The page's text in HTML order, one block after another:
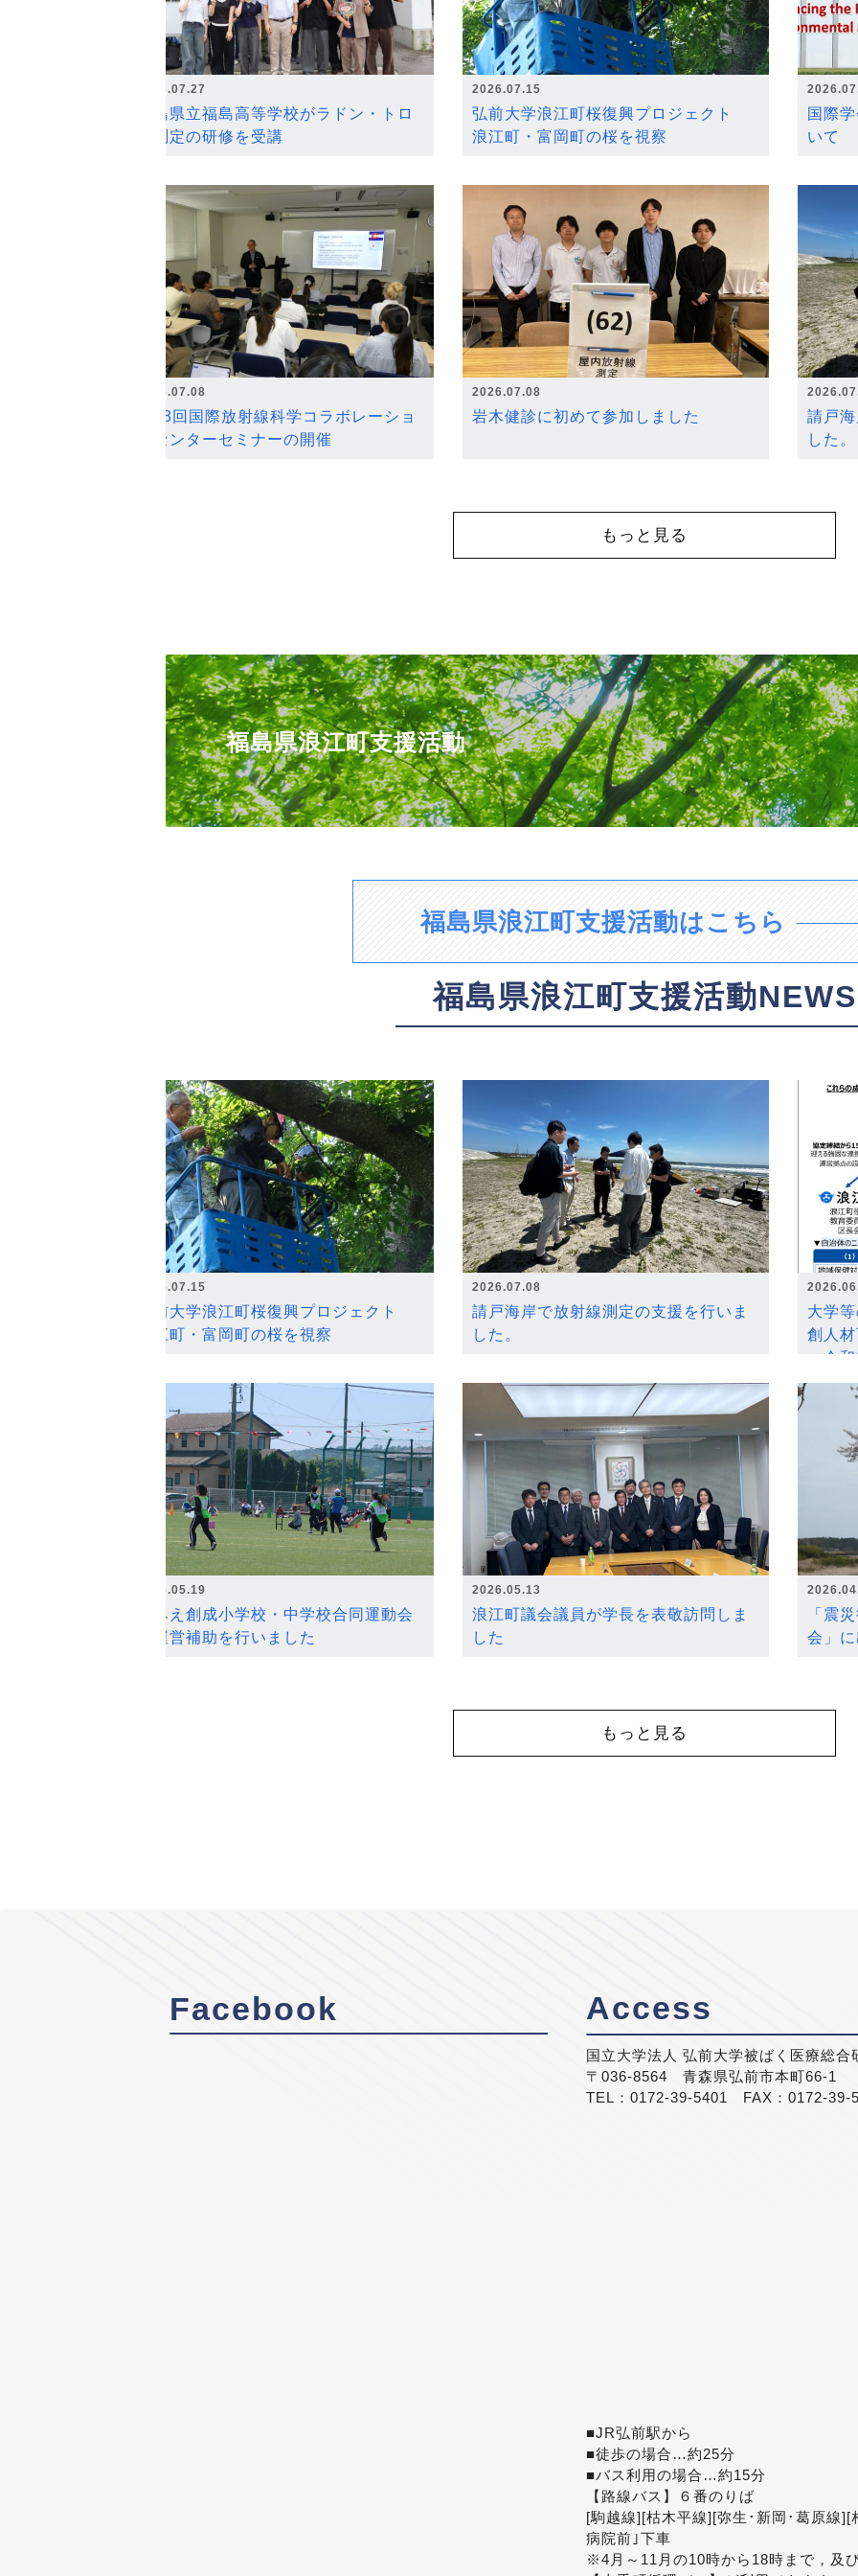
2026.07.27
福島県立福島高等学校がラドン・トロ
ン測定の研修を受講
2026.07.15
弘前大学浪江町桜復興プロジェクト
浪江町・富岡町の桜を視察
国際
いて
2026.07.08
第18回国際放射線科学コラボレーショ
ンセンターセミナーの開催
2026.07.08
岩木健診に初めて参加しました
請戸
した。
もっと見る
福島県浪江町支援活動
福島県浪江町支援活動はこちら
福島県浪江町支援活動NEWS
2026.07.15
弘前大学浪江町桜復興プロジェクト
浪江町・富岡町の桜を視察
2026.07.08
請戸海岸で放射線測定の支援を行いま
した。
大学
創人
～令
2026.05.19
なみえ創成小学校・中学校合同運動会
の運営補助を行いました
2026.05.13
浪江町議会議員が学長を表敬訪問しま
した
「震
会」
もっと見る
Facebook Access
国立大学法人 弘前大学被ばく医療総合
〒036-8564 青森県弘前市本町66-1
TEL：0172-39-5401 FAX：0172-39-
■JR弘前駅から
■徒歩の場合…約25分
■バス利用の場合…約15分
【路線バス】６番のりば
[駒越線][枯木平線][弥生･新岡･葛原線
病院前｣下車
※4月～11月の10時から18時まで，及